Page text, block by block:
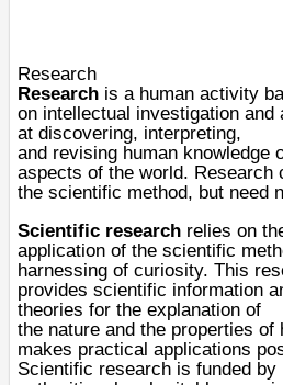
Research
Research is a human activity
on intellectual investigation and
at discovering, interpreting,
and revising human knowledge
aspects of the world. Research
the scientific method, but need
Scientific research relies on
application of the scientific
harnessing of curiosity. This
provides scientific information
theories for the explanation of
the nature and the properties of
makes practical applications
Scientific research is funded by